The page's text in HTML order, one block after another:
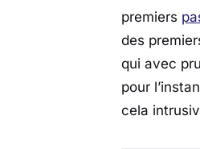
premiers
des
qui avec
pour
cela